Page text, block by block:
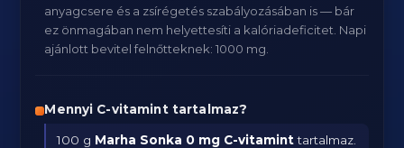
anyagcsere és a zsírégetés szabályozásában is — bár
ez önmagában nem helyettesíti a kalóriadeficitet. Napi
ajánlott bevitel felnőtteknek: 1000 mg.
Mennyi C-vitamint tartalmaz?
100 g Marha Sonka 0 mg C-vitaminttartalmaz.